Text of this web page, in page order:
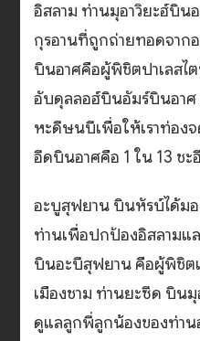
อิสลาม ท่านมุอาวิยะฮ์บิ
กุรอานที่ถูกถ่ายทอดจาก
บินอาศคือผู้พิชิตปาเลสไ
อับดุลลอฮ์บินอัมร์บินอา
หะดีษนบีเพื่อให้เราท่อง
อีดบินอาศคือ 1 ใน 13 ชะ
อะบูสุฟยาน บินหัรบ์ได้ม
ท่านเพื่อปกป้องอิสลามแ
บินอะบีสุฟยาน คือผู้พิชิต
เมืองชาม ท่านยะซีด บิน
ดูแลลูกพี่ลูกน้องของท่า